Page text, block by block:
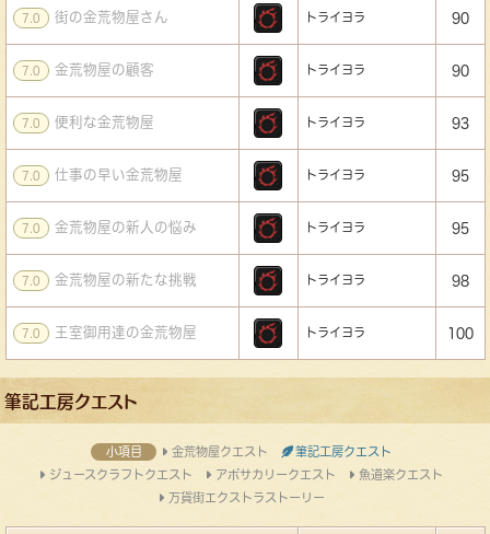
7.0 街の金荒物屋さん トライヨラ 90
7.0 金荒物屋の顧客 トライヨラ 90
7.0 便利な金荒物屋 トライヨラ 93
7.0 仕事の早い金荒物屋 トライヨラ 95
7.0 金荒物屋の新人の悩み トライヨラ 95
7.0 金荒物屋の新たな挑戦 トライヨラ 98
7.0 王室御用達の金荒物屋 トライヨラ 100
筆記工房クエスト
小項目 金荒物屋クエスト
筆記工房クエスト
ジュースクラフトクエスト
アポサカリークエスト
魚道楽クエスト
万貨街エクストラストーリー